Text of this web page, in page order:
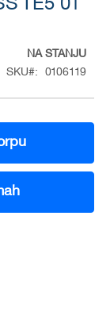
TE5 01
NA STANJU
SKU
0106119